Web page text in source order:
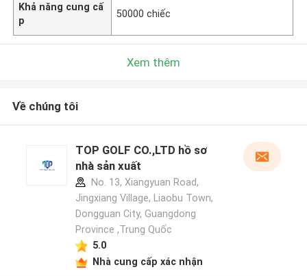
Khả năng cung cấ
p
50000 chiếc
Xem thêm
Về chúng tôi
TOP GOLF CO.,LTD hồ sơ
nhà sản xuất
No. 13, Xiangyuan Road,
Jingxiang Village, Liaobu Town,
Dongguan City, Guangdong
Province ,Trung Quốc
5.0
Nhà cung cấp xác nhận